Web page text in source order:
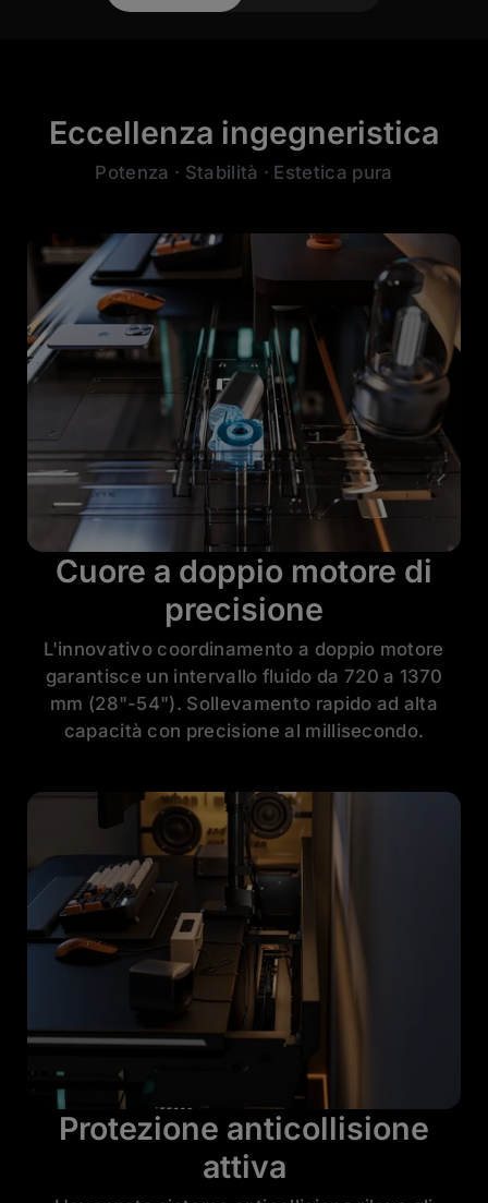
Eccellenza ingegneristica
Potenza · Stabilità · Estetica pura
Cuore a doppio motore di
precisione
L'innovativo coordinamento a doppio motore
garantisce un intervallo fluido da 720 a 1370
mm (28"-54"). Sollevamento rapido ad alta
capacità con precisione al millisecondo.
Protezione anticollisione
attiva